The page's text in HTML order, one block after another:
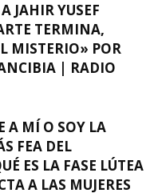
JAHIR YUSEF
TERMINA,
MISTERIO» POR
| RADIO
A MÍ O SOY LA
FEA DEL
ES LA FASE LÚTEA
A LAS MUJERES